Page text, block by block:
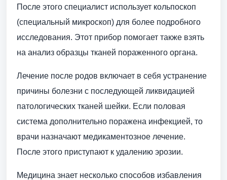
После этого специалист использует кольпоскоп
(специальный микроскоп) для более подробного
исследования. Этот прибор помогает также взять
на анализ образцы тканей пораженного органа.
Лечение после родов включает в себя устранение
причины болезни с последующей ликвидацией
патологических тканей шейки. Если половая
система дополнительно поражена инфекцией, то
врачи назначают медикаментозное лечение.
После этого приступают к удалению эрозии.
Медицина знает несколько способов избавления